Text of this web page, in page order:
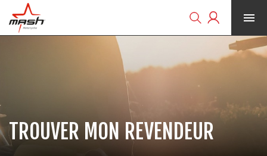


TROUVER MON REVENDEUR